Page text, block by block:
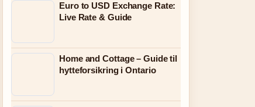
Euro to USD Exchange Rate:
Live Rate & Guide
Home and Cottage – Guide til
hytteforsikring i Ontario